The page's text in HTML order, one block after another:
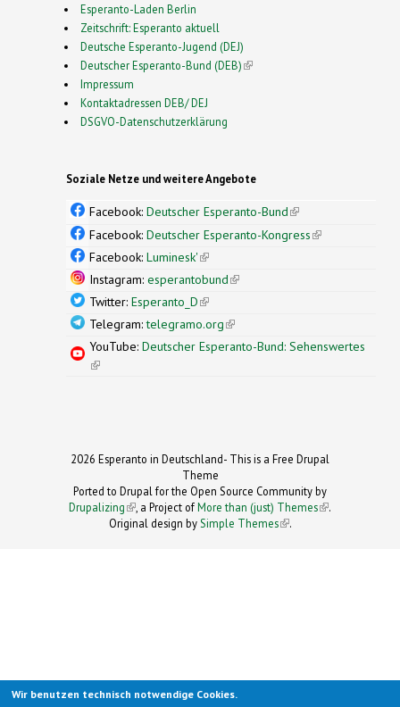
Esperanto-Laden Berlin
Zeitschrift: Esperanto aktuell
Deutsche Esperanto-Jugend (DEJ)
Deutscher Esperanto-Bund (DEB)(link is external)
Impressum
Kontaktadressen DEB/ DEJ
DSGVO-Datenschutzerklärung
Soziale Netze und weitere Angebote
Facebook: Deutscher Esperanto-Bund(link is
external)
Facebook: Deutscher Esperanto-Kongress(link is
Facebook: Luminesk'(link is external)
Instagram: esperantobund(link is external)
Twitter: Esperanto_D(link is external)
Telegram:telegramo.org(link is external)
YouTube: Deutscher Esperanto-Bund: Sehenswertes
(link is external)
2026 Esperanto in Deutschland- This is a Free Drupal
Theme
Ported to Drupal for the Open Source Community by
Drupalizing(link is external)
, a Project ofMore than (just) Themes (link is
.
Original design by Simple Themes
(link is
.
Wir benutzen technisch notwendige Cookies.